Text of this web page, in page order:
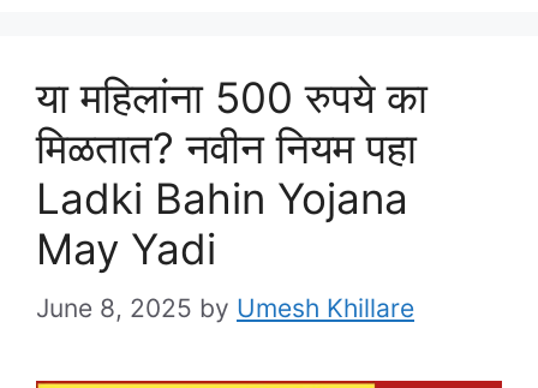
या महिलांना 500 रुपये का
मिळतात? नवीन नियम पहा
Ladki Bahin Yojana
May Yadi
June 8, 2025 by Umesh Khillare